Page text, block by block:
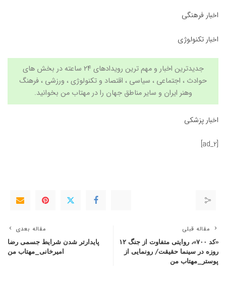
اخبار فرهنگی
اخبار تکنولوژی
جدیدترین اخبار و مهم ترین رویدادهای ۲۴ ساعته در بخش های
حوادث ، اجتماعی ، سیاسی ، اقتصاد و تکنولوژی، ورزشی ، فرهنگ
وهنر ایران و سایر مناطق جهان را درمهتاب من بخوانید.
اخبار پزشکی
[ad_2]
مقاله قبلی
«کد ۷۰۰»، روایتی متفاوت از جنگ ۱۲
روزه در سینما حقیقت/ رونمایی از
پوستر_مهتاب من
مقاله بعدی
پایدارتر شدن شرایط جسمی رضا
امیرخانی_مهتاب من